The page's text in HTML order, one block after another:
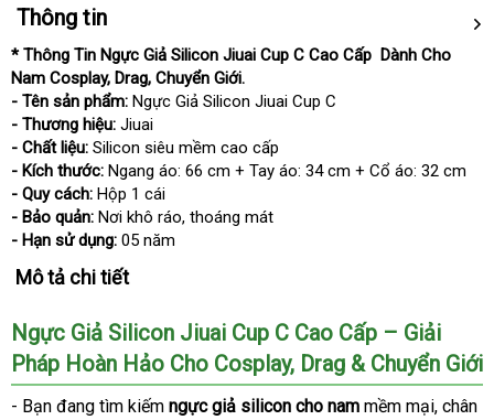
Thông tin
* Thông Tin Ngực Giả Silicon Jiuai Cup C Cao Cấp Dành Cho
Nam Cosplay, Drag, Chuyển Giới.
- Tên sản phẩm: Ngực Giả Silicon Jiuai Cup C
- Thương hiệu: Jiuai
- Chất liệu: Silicon siêu mềm cao cấp
- Kích thước: Ngang áo: 66 cm + Tay áo: 34 cm + Cổ áo: 32 cm
- Quy cách: Hộp 1 cái
- Bảo quản: Nơi khô ráo, thoáng mát
- Hạn sử dụng: 05 năm
Mô tả chi tiết
Ngực Giả Silicon Jiuai Cup C Cao Cấp – Giải
Pháp Hoàn Hảo Cho Cosplay, Drag & Chuyển Giới
- Bạn đang tìm kiếm ngực giả silicon cho nam mềm mại, chân